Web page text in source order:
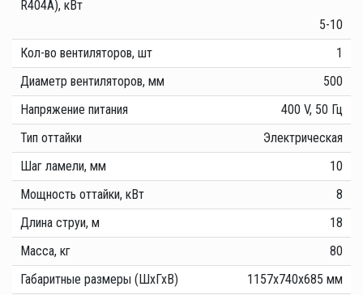
R404A), кВт
5-10
Кол-во вентиляторов, шт
1
Диаметр вентиляторов, мм
500
Напряжение питания
400 V, 50 Гц
Тип оттайки
Электрическая
Шаг ламели, мм
10
Мощность оттайки, кВт
8
Длина струи, м
18
Масса, кг
80
Габаритные размеры (ШхГхВ)
1157х740х685 мм